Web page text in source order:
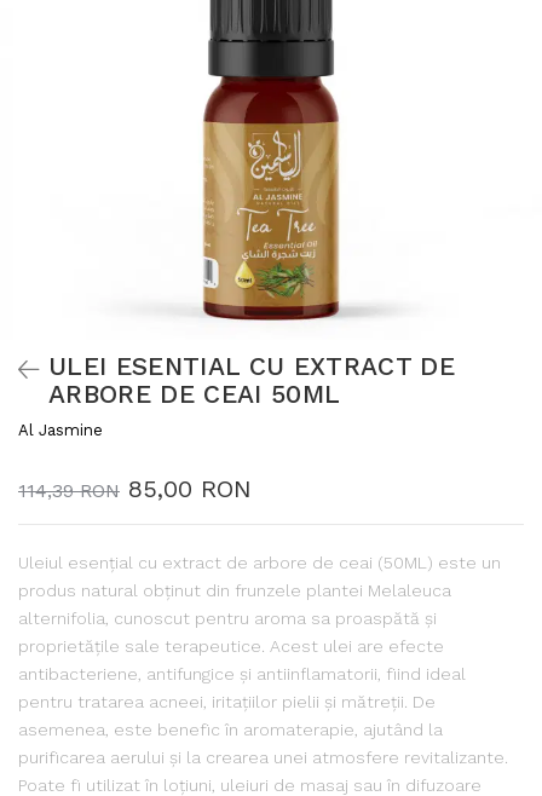
ULEI ESENTIAL CU EXTRACT DE
ARBORE DE CEAI 50ML
Al Jasmine
114,39 RON 85,00 RON
Uleiul esențial cu extract de arbore de ceai (50ML) este un
produs natural obținut din frunzele plantei Melaleuca
alternifolia, cunoscut pentru aroma sa proaspătă și
proprietățile sale terapeutice. Acest ulei are efecte
antibacteriene, antifungice și antiinflamatorii, fiind ideal
pentru tratarea acneei, iritațiilor pielii și mătreții. De
asemenea, este benefic în aromaterapie, ajutând la
purificarea aerului și la crearea unei atmosfere revitalizante.
Poate fi utilizat în loțiuni, uleiuri de masaj sau în difuzoare